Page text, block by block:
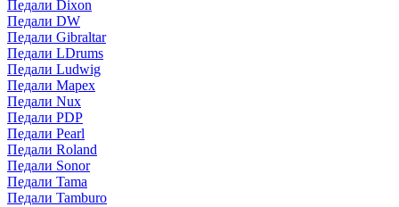
Педали Dixon
Педали DW
Педали Gibraltar
Педали LDrums
Педали Ludwig
Педали Mapex
Педали Nux
Педали PDP
Педали Pearl
Педали Roland
Педали Sonor
Педали Tama
Педали Tamburo